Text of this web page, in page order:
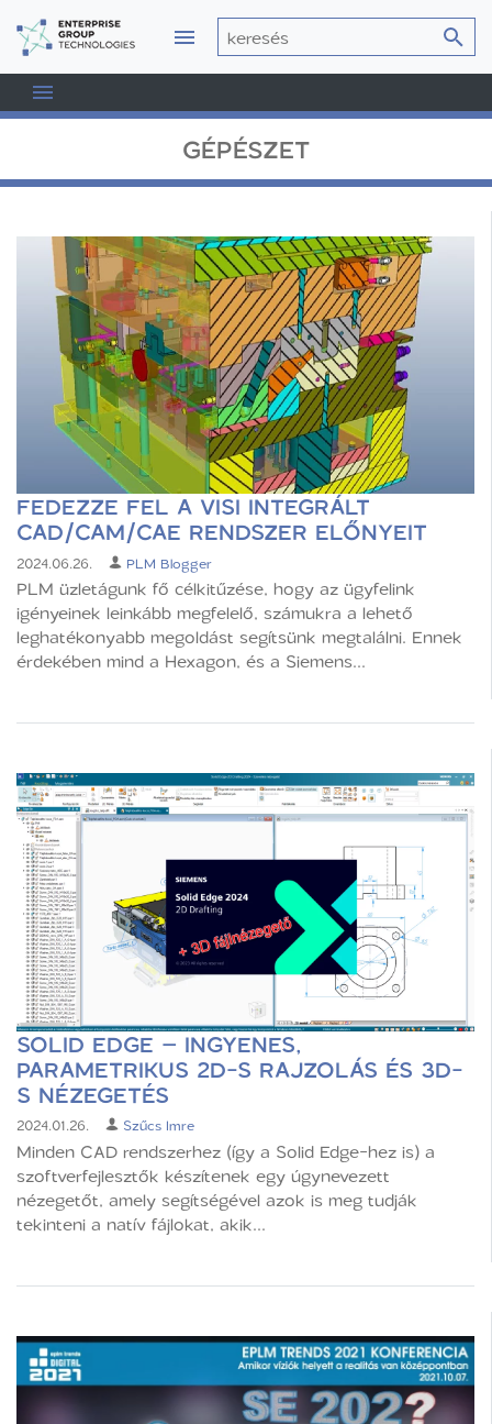
GÉPÉSZET
FEDEZZE FEL A VISI INTEGRÁLT
CAD/CAM/CAE RENDSZER ELŐNYEIT
2024.06.26. PLM Blogger
PLM üzletágunk fő célkitűzése, hogy az ügyfelink
igényeinek leinkább megfelelő, számukra a lehető
leghatékonyabb megoldást segítsünk megtalálni. Ennek
érdekében mind a Hexagon, és a Siemens...
SOLID EDGE – INGYENES,
PARAMETRIKUS 2D-S RAJZOLÁS ÉS 3D-
S NÉZEGETÉS
2024.01.26. Szűcs Imre
Minden CAD rendszerhez (így a Solid Edge-hez is) a
szoftverfejlesztők készítenek egy úgynevezett
nézegetőt, amely segítségével azok is meg tudják
tekinteni a natív fájlokat, akik...